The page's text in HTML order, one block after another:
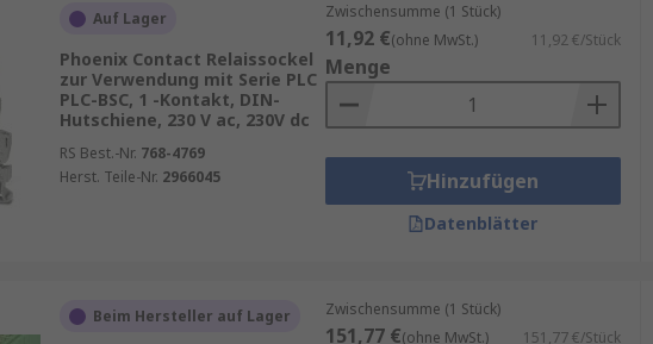
Auf Lager
Phoenix Contact Relaissockel
zur Verwendung mit Serie PLC
PLC-BSC, 1 -Kontakt, DIN-
Hutschiene, 230 V ac, 230V dc
RS Best.-Nr. 768-4769
Herst. Teile-Nr. 2966045
Zwischensumme (1 Stück)
11,92 €(ohne MwSt.) 11,92 €/Stück
Menge
Hinzufügen
Datenblätter
Beim Hersteller auf Lager Zwischensumme (1 Stück)
151,77 €(ohne MwSt.) 151,77 €/Stück